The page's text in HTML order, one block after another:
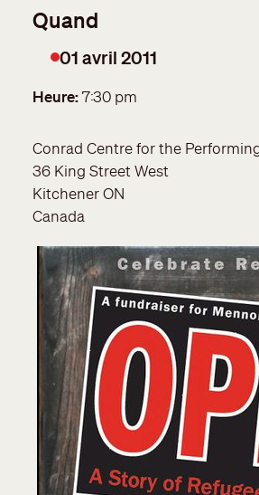
Date
01 avril 2011
Heure 7:30 pm
Address
Conrad Centre for the
36 King Street West
KitchenerON
Canada